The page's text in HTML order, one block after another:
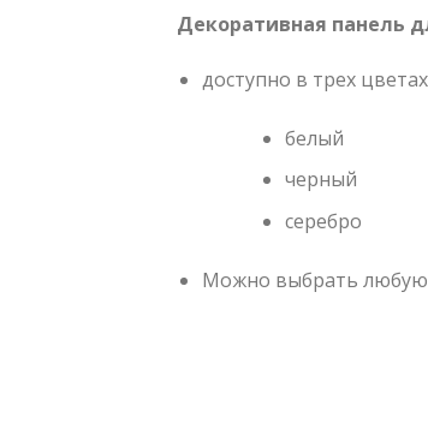
Декоративная панель
доступно в трех цветах
белый
черный
серебро
Можно выбрать любую